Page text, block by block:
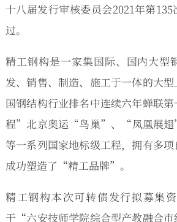
十八届发行审核委员会2021年第
过。
精工钢构是一家集国际、国内大型
发、销售、制造、施工于一体的大
国钢结构行业排名中连续六年蝉联
程”北京奥运“鸟巢”、“凤凰展翅
等一系列国家地标级工程，拥有多项
成功塑造了“精工品牌”。
精工钢构本次可转债发行拟募集
于“六安技师学院综合型产教融合